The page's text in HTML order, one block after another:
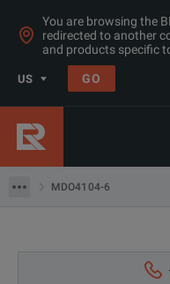
You are browsing the
redirected to another
and products specific
US GO
MDO4104-6
Produits
Oscilloscopes et analyseurs
Oscilloscopes 1 - 3GHz
Tektronix